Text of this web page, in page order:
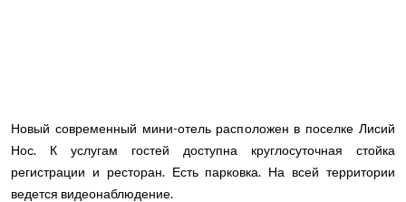
Новый современный мини-отель расположен в поселке Лисий
Нос. К услугам гостей доступна круглосуточная стойка
регистрации и ресторан. Есть парковка. На всей территории
ведется видеонаблюдение.